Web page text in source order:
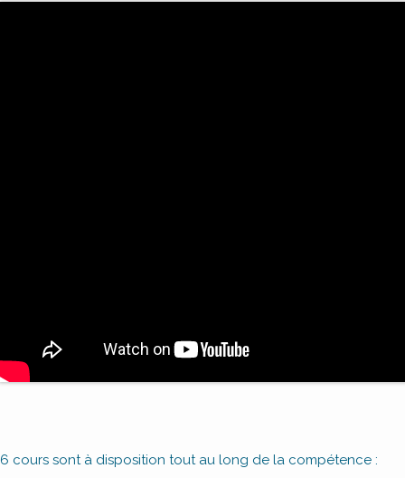
6 cours sont à disposition tout au long de la compétence :